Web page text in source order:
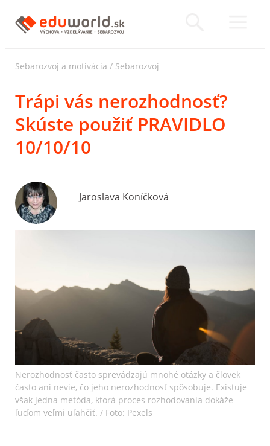
Sebarozvoj a motivácia / Sebarozvoj
Trápi vás nerozhodnosť?
Skúste použiť PRAVIDLO
10/10/10
Jaroslava Koníčková
Nerozhodnosť často sprevádzajú mnohé otázky a človek
často ani nevie, čo jeho nerozhodnosť spôsobuje. Exis­tu­je
však jed­na metó­da, kto­rá pro­ces rozhodovania dokáže
ľuďom veľ­mi uľah­čiť. / Foto: Pexels